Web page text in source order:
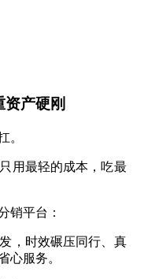
产硬刚
。
用最轻的成本，吃最
销平台：
，时效碾压同行、真
心服务。